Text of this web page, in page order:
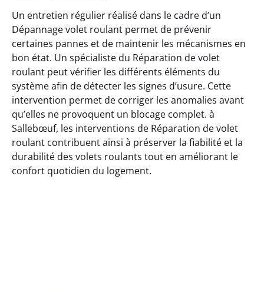
Un entretien régulier réalisé dans le cadre d’un
Dépannage volet roulant permet de prévenir
certaines pannes et de maintenir les mécanismes en
bon état. Un spécialiste du Réparation de volet
roulant peut vérifier les différents éléments du
système afin de détecter les signes d’usure. Cette
intervention permet de corriger les anomalies avant
qu’elles ne provoquent un blocage complet. à
Sallebœuf, les interventions de Réparation de volet
roulant contribuent ainsi à préserver la fiabilité et la
durabilité des volets roulants tout en améliorant le
confort quotidien du logement.